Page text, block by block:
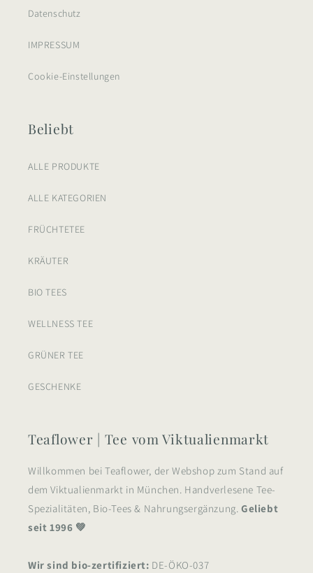
Datenschutz
IMPRESSUM
Cookie-Einstellungen
Beliebt
ALLE PRODUKTE
ALLE KATEGORIEN
FRÜCHTETEE
KRÄUTER
BIO TEES
WELLNESS TEE
GRÜNER TEE
GESCHENKE
Teaflower | Tee vom Viktualienmarkt
Willkommen bei Teaflower, der Webshop zum Stand auf
dem Viktualienmarkt in München. Handverlesene Tee-
Spezialitäten, Bio-Tees & Nahrungsergänzung.Geliebt
seit 1996 💚
Wir sind bio-zertifiziert: DE-ÖKO-037